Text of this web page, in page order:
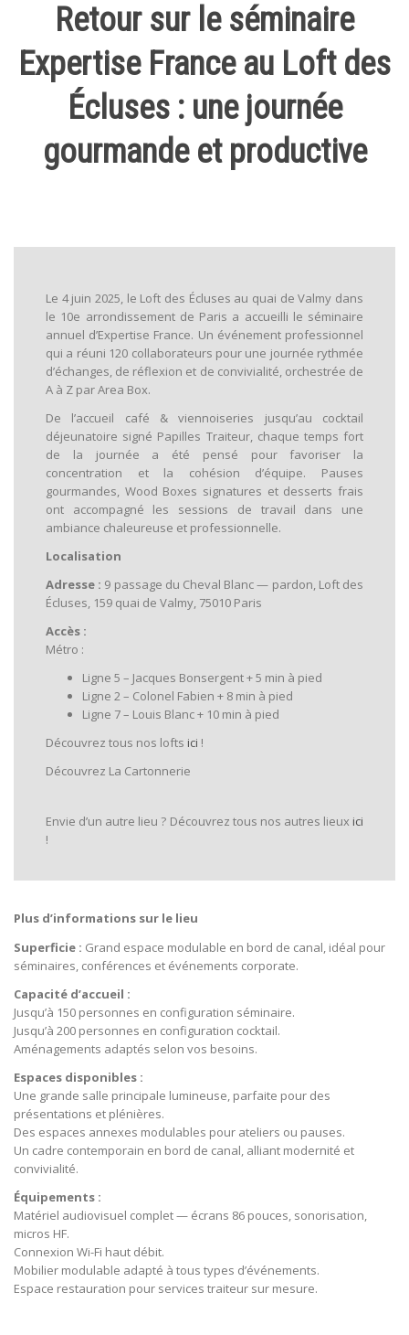
Retour sur le séminaire
Expertise France au Loft des
Écluses : une journée
gourmande et productive
Le 4 juin 2025, le Loft des Écluses au quai de Valmy dans
le 10e arrondissement de Paris a accueilli le séminaire
annuel d’Expertise France. Un événement professionnel
qui a réuni 120 collaborateurs pour une journée rythmée
d’échanges, de réflexion et de convivialité, orchestrée de
A à Z par Area Box.
De l’accueil café & viennoiseries jusqu’au cocktail
déjeunatoire signé Papilles Traiteur, chaque temps fort
de la journée a été pensé pour favoriser la
concentration et la cohésion d’équipe. Pauses
gourmandes, Wood Boxes signatures et desserts frais
ont accompagné les sessions de travail dans une
ambiance chaleureuse et professionnelle.
Localisation
Adresse : 9 passage du Cheval Blanc — pardon, Loft des
Écluses, 159 quai de Valmy, 75010 Paris
Accès :
Métro :
Ligne 5 – Jacques Bonsergent + 5 min à pied
Ligne 2 – Colonel Fabien + 8 min à pied
Ligne 7 – Louis Blanc + 10 min à pied
Découvrez tous nos lofts ici !
Découvrez La Cartonnerie
Envie d’un autre lieu ? Découvrez tous nos autres lieux ici
!
Plus d’informations sur le lieu
Superficie : Grand espace modulable en bord de canal, idéal pour
séminaires, conférences et événements corporate.
Capacité d’accueil :
Jusqu’à 150 personnes en configuration séminaire.
Jusqu’à 200 personnes en configuration cocktail.
Aménagements adaptés selon vos besoins.
Espaces disponibles :
Une grande salle principale lumineuse, parfaite pour des
présentations et plénières.
Des espaces annexes modulables pour ateliers ou pauses.
Un cadre contemporain en bord de canal, alliant modernité et
convivialité.
Équipements :
Matériel audiovisuel complet — écrans 86 pouces, sonorisation,
micros HF.
Connexion Wi-Fi haut débit.
Mobilier modulable adapté à tous types d’événements.
Espace restauration pour services traiteur sur mesure.